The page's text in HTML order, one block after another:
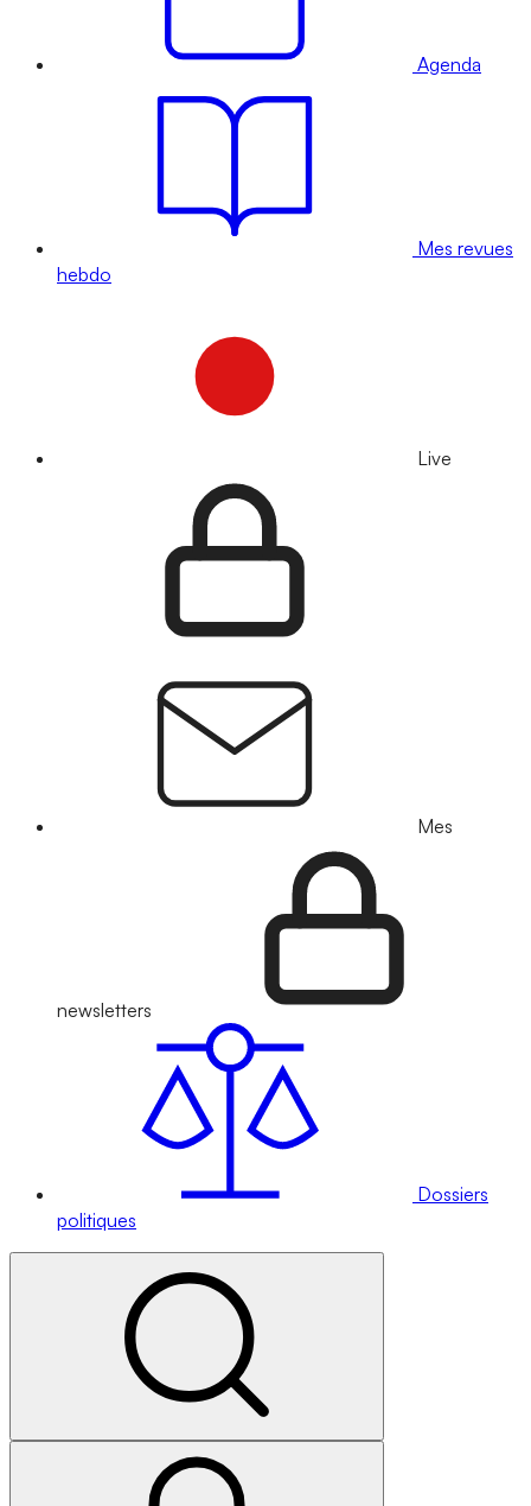
Agenda
Mes revues
hebdo
Live
Mes
newsletters
Dossiers
politiques